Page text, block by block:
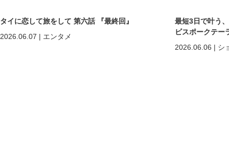
タイに恋して旅をして 第六話 『最終回』
2026.06.07 | エンタメ
最短3日で叶う
ビスポークテ
2026.06.06 | シ